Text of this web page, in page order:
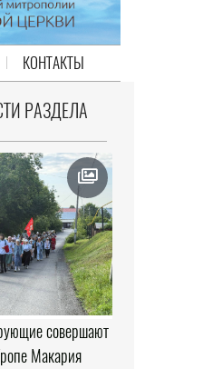
КОНТАКТЫ
РАЗДЕЛА
совершают
Макария